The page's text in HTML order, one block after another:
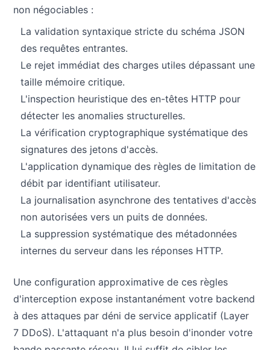
non négociables :
La validation syntaxique stricte du schéma JSON
des requêtes entrantes.
Le rejet immédiat des charges utiles dépassant une
taille mémoire critique.
L'inspection heuristique des en-têtes HTTP pour
détecter les anomalies structurelles.
La vérification cryptographique systématique des
signatures des jetons d'accès.
L'application dynamique des règles de limitation de
débit par identifiant utilisateur.
La journalisation asynchrone des tentatives d'accès
non autorisées vers un puits de données.
La suppression systématique des métadonnées
internes du serveur dans les réponses HTTP.
Une configuration approximative de ces règles
d'interception expose instantanément votre backend
à des attaques par déni de service applicatif (Layer
7 DDoS). L'attaquant n'a plus besoin d'inonder votre